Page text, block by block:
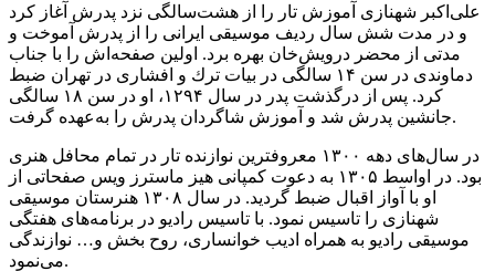
علی‌اكبر شهنازی آموزش تار را از هشت‌سالگی نزد پدرش آغاز كرد
و در مدت شش سال ردیف موسیقی ایرانی را از پدرش آموخت و
مدتی از محضر درویش‌خان بهره برد. اولین صفحه‌اش را با جناب
دماوندی در سن ۱۴ سالگی در بیات ترك و افشاری در تهران ضبط
كرد. پس از درگذشت پدر در سال ۱۲۹۴، او در سن ۱۸ سالگی
جانشین پدرش شد و آموزش شاگردان پدرش را به‌عهده گرفت.
در سال‌های دهه ۱۳۰۰ معروفترین نوازنده تار در تمام محافل هنری
بود. در اواسط ۱۳۰۵ به دعوت كمپانی هیز ماسترز ویس صفحاتی از
او با آواز اقبال ضبط گردید. در سال ۱۳۰۸ هنرستان موسیقی
شهنازی را تاسیس نمود. با تاسیس رادیو در برنامه‌های هفتگی
موسیقی رادیو به همراه ادیب خوانساری، روح بخش و… نوازندگی
می‌نمود.